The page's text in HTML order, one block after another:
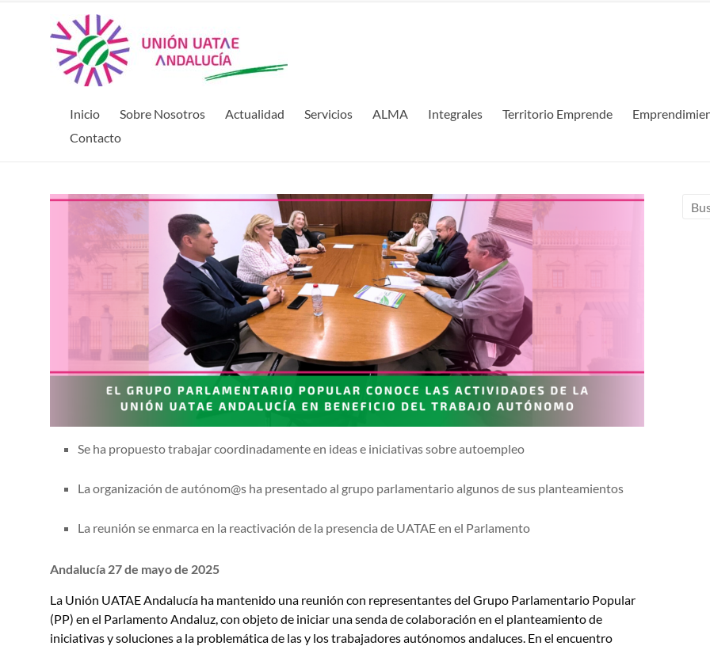
Inicio Sobre Nosotros Actualidad Servicios ALMA Integrales Territorio Emprende
Contacto
Se ha propuesto trabajar coordinadamente en ideas e iniciativas sobre autoempleo
La organización de autónom@s ha presentado al grupo parlamentario algunos de sus planteamientos
La reunión se enmarca en la reactivación de la presencia de UATAE en el Parlamento
Andalucía 27 de mayo de 2025
La Unión UATAE Andalucía ha mantenido una reunión con representantes del Grupo Parlamentario Popular
(PP) en el Parlamento Andaluz, con objeto de iniciar una senda de colaboración en el planteamiento de
iniciativas y soluciones a la problemática de las y los trabajadores autónomos andaluces. En el encuentro